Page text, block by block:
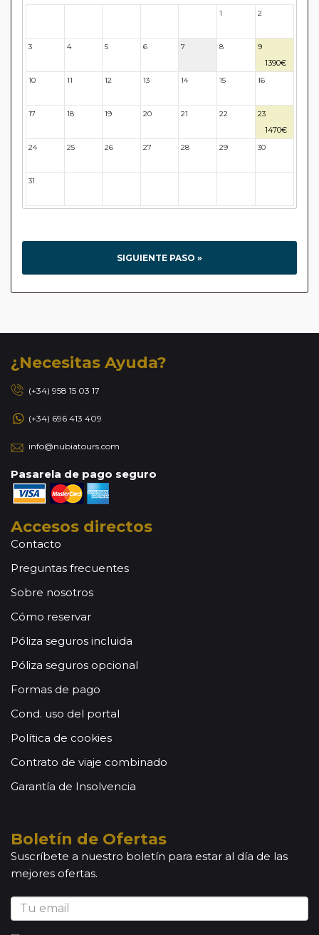
1 2
3 4 5 6 7 8 9
1390€
10 11 12 13 14 15 16
17 18 19 20 21 22 23
1470€
24 25 26 27 28 29 30
31
SIGUIENTE PASO »
¿Necesitas Ayuda?
(+34) 958 15 03 17
(+34) 696 413 409
info@nubiatours.com
Pasarela de pago seguro
Accesos directos
Contacto
Preguntas frecuentes
Sobre nosotros
Cómo reservar
Póliza seguros incluida
Póliza seguros opcional
Formas de pago
Cond. uso del portal
Política de cookies
Contrato de viaje combinado
Garantía de Insolvencia
Boletín de Ofertas
Suscríbete a nuestro boletín para estar al día de las
mejores ofertas.